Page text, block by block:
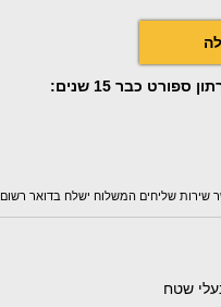
כבר 15 שנים:
שירות שליחים המשלוח ישלח בדואר רשום